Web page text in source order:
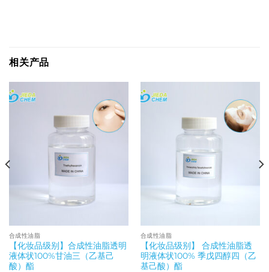
相关产品
合成性油脂
【化妆品级别】合成性油脂透明
液体状100%甘油三（乙基己
酸）酯
合成性油脂
【化妆品级别】 合成性油脂透
明液体状100% 季戊四醇四（乙
基己酸）酯